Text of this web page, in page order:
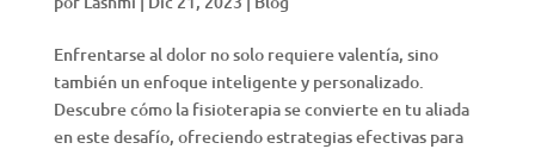
Enfrentarse al dolor no solo requiere valentía, sino
también un enfoque inteligente y personalizado.
Descubre cómo la fisioterapia se convierte en tu aliada
en este desafío, ofreciendo estrategias efectivas para